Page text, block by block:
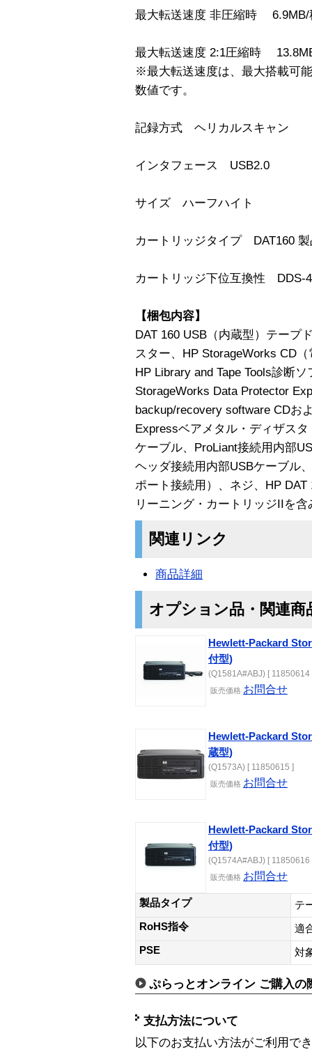
最大転送速度 非圧縮時 6.9MB/
最大転送速度 2:1圧縮時
※最大転送速度は、最大搭載可
数値です。
記録方式 ヘリカルスキャン
インタフェース USB2.0
サイズ ハーフハイト
カートリッジタイプ DAT160 製
カートリッジ下位互換性 DDS-
【梱包内容】
DAT 160 USB（内蔵型）テープ
スター、HP StorageWorks CD
HP Library and Tape Tools診断
StorageWorks Data Protector
backup/recovery software CDお
Expressベアメタル・ディザス
ケーブル、ProLiant接続用内部
ヘッダ接続用内部USBケーブル
ポート接続用）、ネジ、HP
リーニング・カートリッジIIを含
関連リンク
商品詳細
オプション品・関連商
Hewlett-Packard
付型)
(Q1581A#ABJ) [ 11850614
販売価格 お問合せ
Hewlett-Packard
蔵型)
(Q1573A) [ 11850615 ]
販売価格 お問合せ
Hewlett-Packard
付型)
(Q1574A#ABJ) [ 11850616
販売価格 お問合せ
製品タイプ
テ
RoHS指令
適
PSE
対
ぷらっとオンライン ご購入の
支払方法について
以下のお支払い方法がご利用で